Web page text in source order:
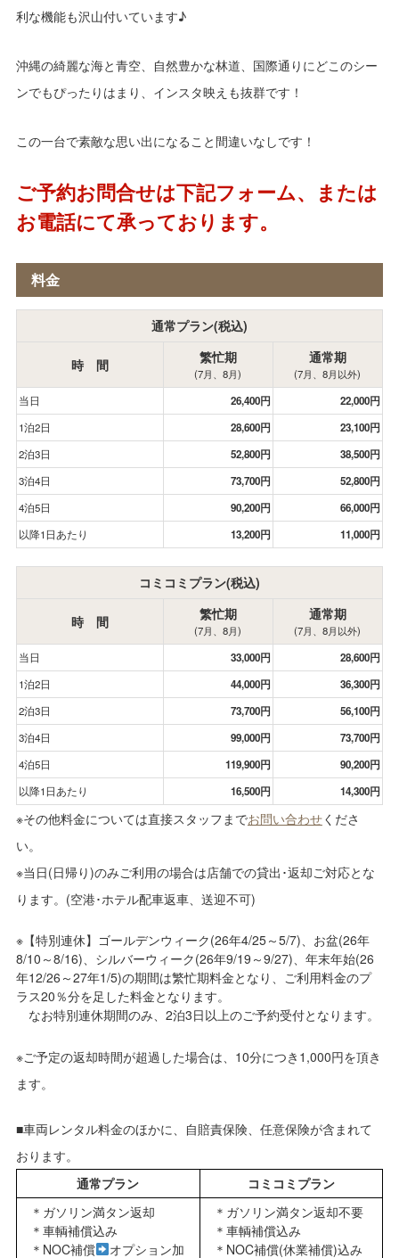
利な機能も沢山付いています♪
沖縄の綺麗な海と青空、自然豊かな林道、国際通りにどこのシー
ンでもぴったりはまり、インスタ映えも抜群です！
この一台で素敵な思い出になること間違いなしです！
ご予約お問合せは下記フォーム、または
お電話にて承っております。
料金
通常プラン(税込)
時 間 繁忙期
(7月、8月)
通常期
(7月、8月以外)
当日
26,400円 22,000円
1泊2日 28,600円 23,100円
2泊3日 52,800円 38,500円
3泊4日 73,700円 52,800円
4泊5日 90,200円 66,000円
以降1日あたり 13,200円 11,000円
コミコミプラン(税込)
時 間 繁忙期
(7月、8月)
通常期
(7月、8月以外)
当日
33,000円 28,600円
1泊2日 44,000円 36,300円
2泊3日 73,700円 56,100円
3泊4日 99,000円 73,700円
4泊5日 119,900円 90,200円
以降1日あたり 16,500円 14,300円
※その他料金については直接スタッフまでお問い合わせくださ
い。
※当日(日帰り)のみご利用の場合は店舗での貸出･返却ご対応とな
ります。(空港･ホテル配車返車、送迎不可)
※【特別連休】ゴールデンウィーク(26年4/25～5/7)、お盆(26年
8/10～8/16)、シルバーウィーク(26年9/19～9/27)、年末年始(26
年12/26～27年1/5)の期間は繁忙期料金となり、ご利用料金のプ
ラス20％分を足した料金となります。
なお特別連休期間のみ、2泊3日以上のご予約受付となります。
※ご予定の返却時間が超過した場合は、10分につき1,000円を頂き
ます。
■車両レンタル料金のほかに、自賠責保険、任意保険が含まれて
おります。
通常プラン
コミコミプラン
ガソリン満タン返却
車輌補償込み
NOC補償
オプション加
ガソリン満タン返却不要
車輌補償込み
NOC補償(休業補償)込み